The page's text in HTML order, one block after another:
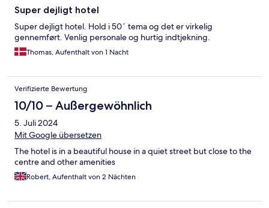
Super dejligt hotel
Super dejligt hotel. Hold i 50´ tema og det er virkelig
gennemført. Venlig personale og hurtig indtjekning.
Thomas, Aufenthalt von 1 Nacht
Verifizierte Bewertung
10/10 – Außergewöhnlich
5. Juli 2024
Mit Google übersetzen
The hotel is in a beautiful house in a quiet street but close to the
centre and other amenities
Robert, Aufenthalt von 2 Nächten